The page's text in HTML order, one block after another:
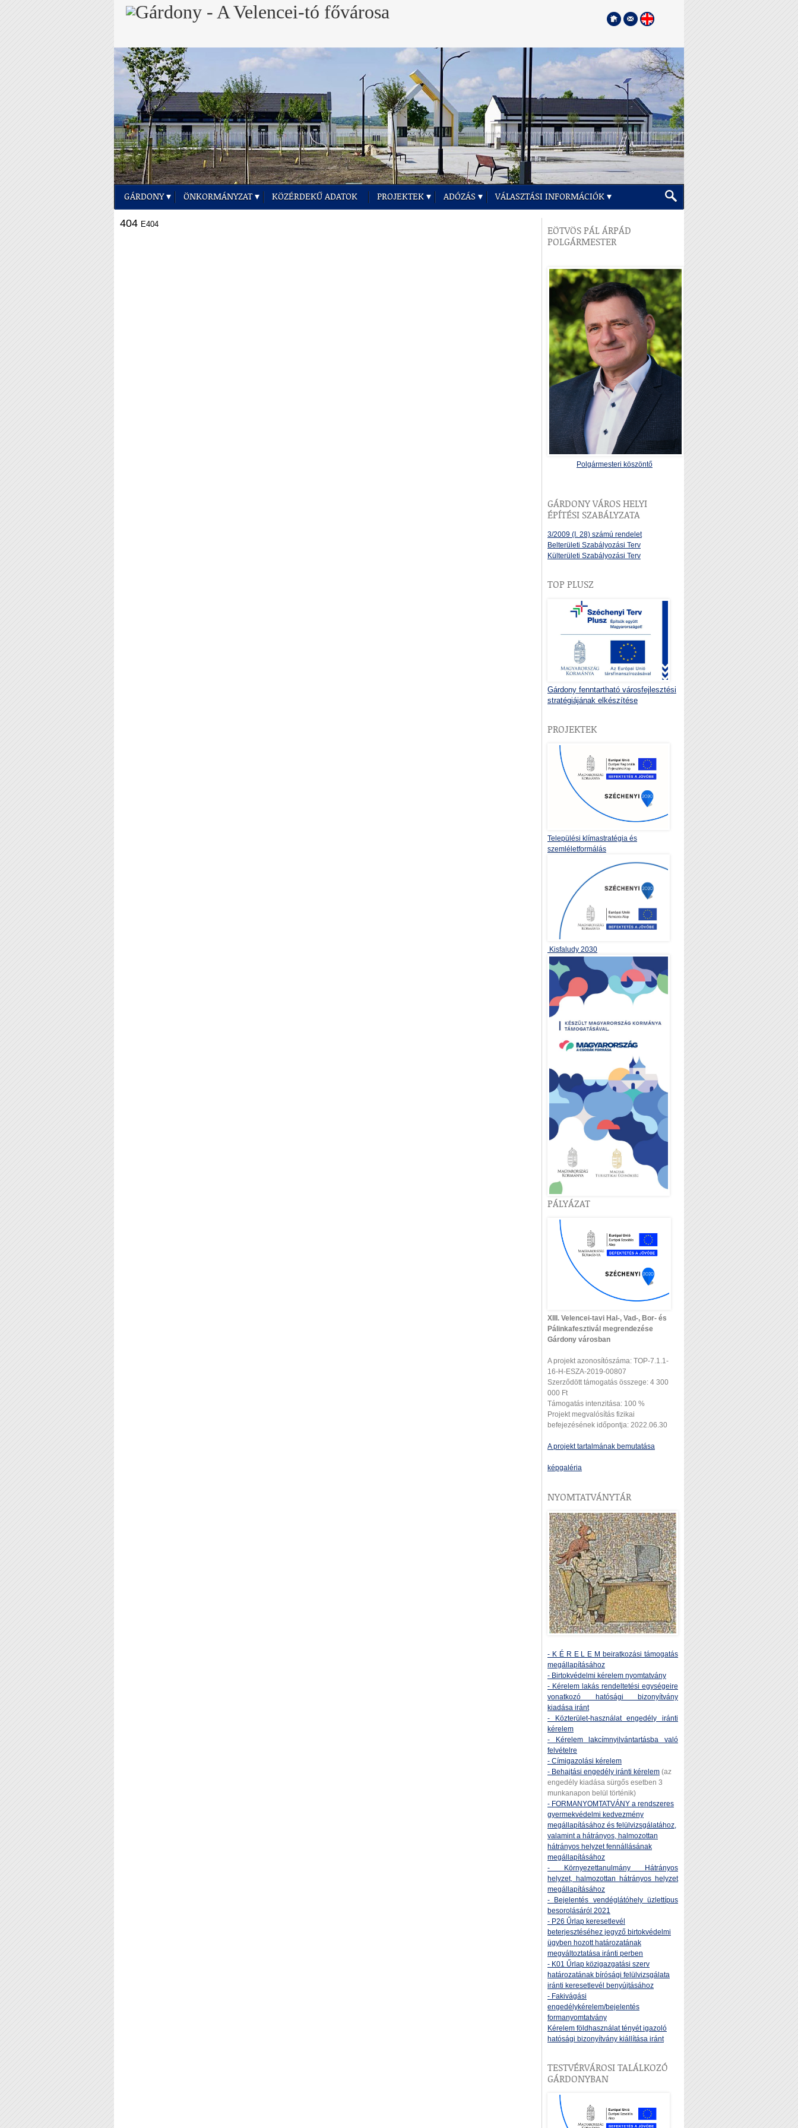
GÁRDONY ÖNKORMÁNYZAT KÖZÉRDEKŰ ADATOK PROJEKTEK ADÓZÁS VÁLASZTÁSI INFORMÁCIÓK
404 E404
EÖTVÖS PÁL ÁRPÁD
POLGÁRMESTER
Polgármesteri köszöntő
GÁRDONY VÁROS HELYI
ÉPÍTÉSI SZABÁLYZATA
3/2009 (I. 28) számú rendelet
Belterületi Szabályozási Terv
Külterületi Szabályozási Terv
TOP PLUSZ
Gárdony fenntartható városfejlesztési
stratégiájának elkészítése
PROJEKTEK
Települési klímastratégia és
szemléletformálás
Kisfaludy 2030
PÁLYÁZAT
XIII. Velencei-tavi Hal-, Vad-, Bor- és
Pálinkafesztivál megrendezése
Gárdony városban
A projekt azonosítószáma: TOP-7.1.1-
16-H-ESZA-2019-00807
Szerződött támogatás összege: 4 300
000 Ft
Támogatás intenzitása: 100 %
Projekt megvalósítás fizikai
befejezésének időpontja: 2022.06.30
A projekt tartalmának bemutatása
képgaléria
NYOMTATVÁNYTÁR
- K É R E L E M beiratkozási támogatás
megállapításához
- Birtokvédelmi kérelem nyomtatvány
- Kérelem lakás rendeltetési egységeire
vonatkozó hatósági bizonyítvány
kiadása iránt
- Közterület-használat engedély iránti
kérelem
- Kérelem lakcímnyilvántartásba való
felvételre
- Címigazolási kérelem
- Behajtási engedély iránti kérelem (az
engedély kiadása sürgős esetben 3
munkanapon belül történik)
- FORMANYOMTATVÁNY a rendszeres
gyermekvédelmi kedvezmény
megállapításához és felülvizsgálatához,
valamint a hátrányos, halmozottan
hátrányos helyzet fennállásának
megállapításához
- Környezettanulmány Hátrányos
helyzet, halmozottan hátrányos helyzet
megállapításához
- Bejelentés vendéglátóhely üzlettípus
besorolásáról 2021
- P26 Űrlap keresetlevél
beterjesztéséhez jegyző birtokvédelmi
ügyben hozott határozatának
megváltoztatása iránti perben
- K01 Űrlap közigazgatási szerv
határozatának bírósági felülvizsgálata
iránti keresetlevél benyújtásához
- Fakivágási
engedélykérelem/bejelentés
formanyomtatvány
Kérelem földhasználat tényét igazoló
hatósági bizonyítvány kiállítása iránt
TESTVÉRVÁROSI TALÁLKOZÓ
GÁRDONYBAN